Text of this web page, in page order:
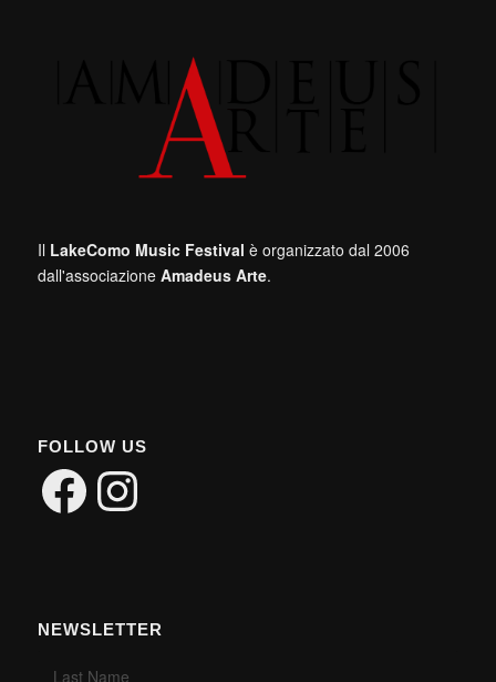
Il LakeComo Music Festival è organizzato dal 2006
dall'associazione Amadeus Arte.
FOLLOW US
FacebookInstagram
NEWSLETTER